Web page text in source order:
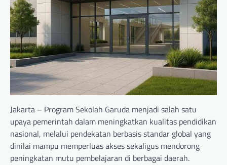
Jakarta – Program Sekolah Garuda menjadi salah satu
upaya pemerintah dalam meningkatkan kualitas pendidikan
nasional, melalui pendekatan berbasis standar global yang
dinilai mampu memperluas akses sekaligus mendorong
peningkatan mutu pembelajaran di berbagai daerah.